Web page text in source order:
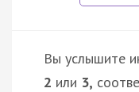
Вы услышите
2 или 3,